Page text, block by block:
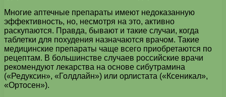
Многие аптечные препараты имеют недоказанную
эффективность, но, несмотря на это, активно
раскупаются. Правда, бывают и такие случаи, когда
таблетки для похудения назначаются врачом. Такие
медицинские препараты чаще всего приобретаются по
рецептам. В большинстве случаев российские врачи
рекомендуют лекарства на основе сибутрамина
(«Редуксин», «Голдлайн») или орлистата («Ксеникал»,
«Ортосен»).